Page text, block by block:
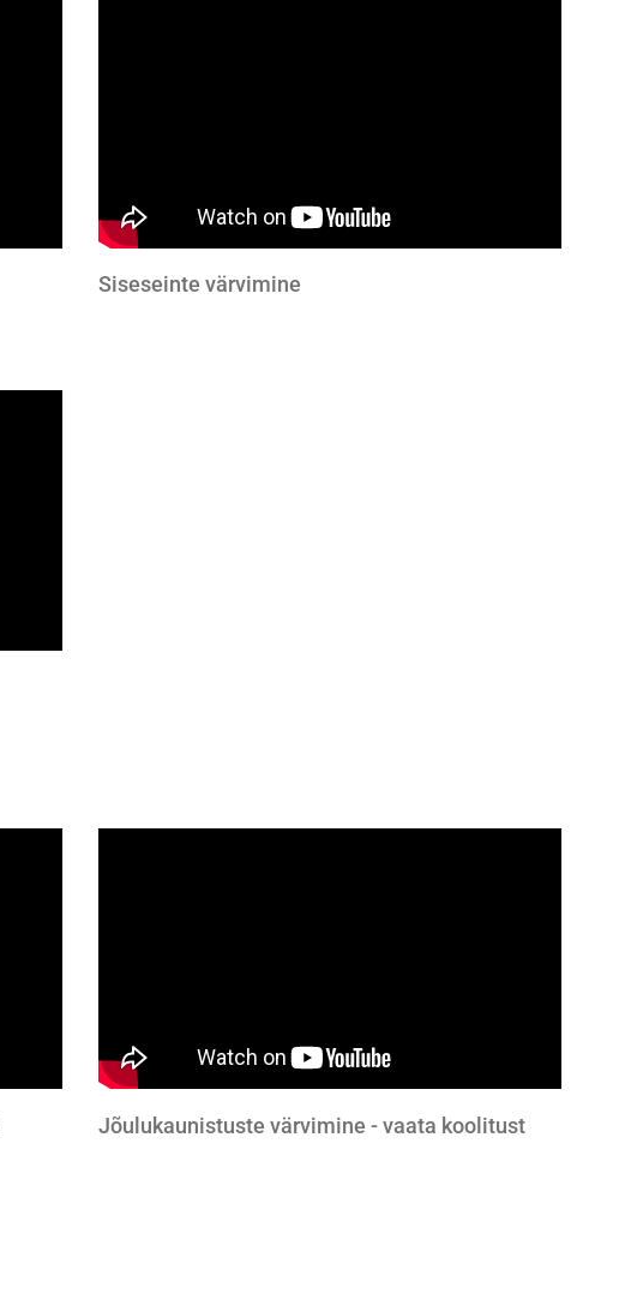
Siseseinte värvimine
Jõulukaunistuste värvimine - vaata koolitust